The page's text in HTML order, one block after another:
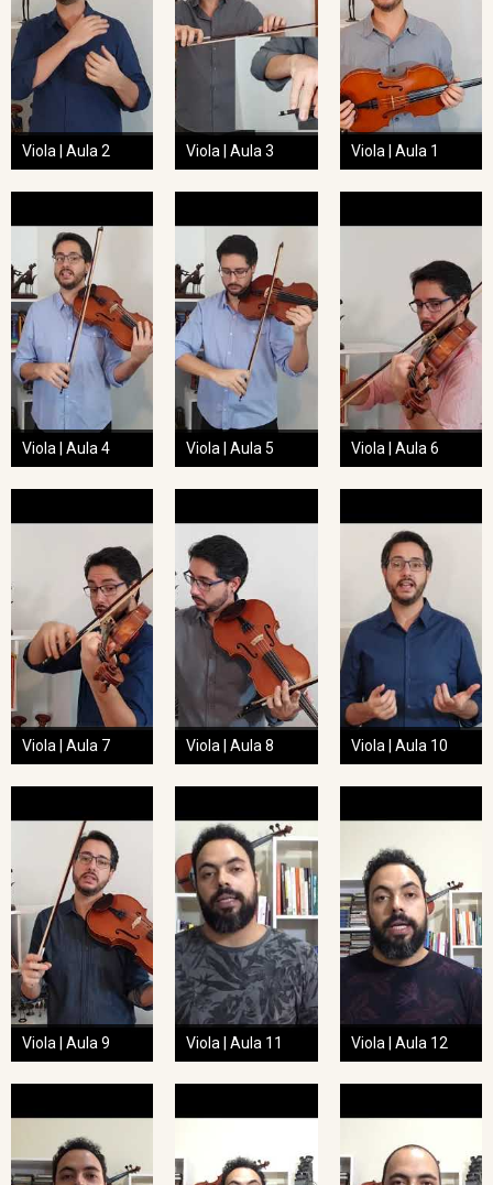
Viola | Aula 2 Viola | Aula 3 Viola | Aula 1
Viola | Aula 4 Viola | Aula 5 Viola | Aula 6
Viola | Aula 7 Viola | Aula 8 Viola | Aula 10
Viola | Aula 9 Viola | Aula 11 Viola | Aula 12